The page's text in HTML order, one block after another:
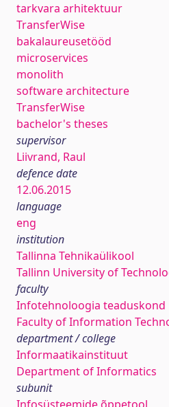
tarkvara arhitektuur
TransferWise
bakalaureusetööd
microservices
monolith
software architecture
TransferWise
bachelor's theses
supervisor
Liivrand, Raul
defence date
12.06.2015
language
eng
institution
Tallinna Tehnikaülikool
Tallinn University of
faculty
Infotehnoloogia teaduskond
Faculty of Information
department / college
Informaatikainstituut
Department of Informatics
subunit